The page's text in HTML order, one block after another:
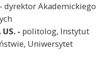
- dyrektor Akademickiego
- politolog, Instytut
Uniwersytet